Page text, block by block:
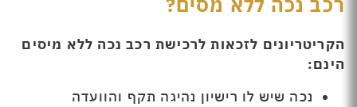
הקריטריונים לזכאות לרכישת רכב נכה ללא מיסים
הינם:
נכה שיש לו רישיון נהיגה תקף והוועדה